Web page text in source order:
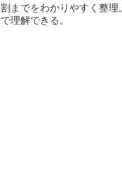
割までをわかりやすく整
で理解できる。